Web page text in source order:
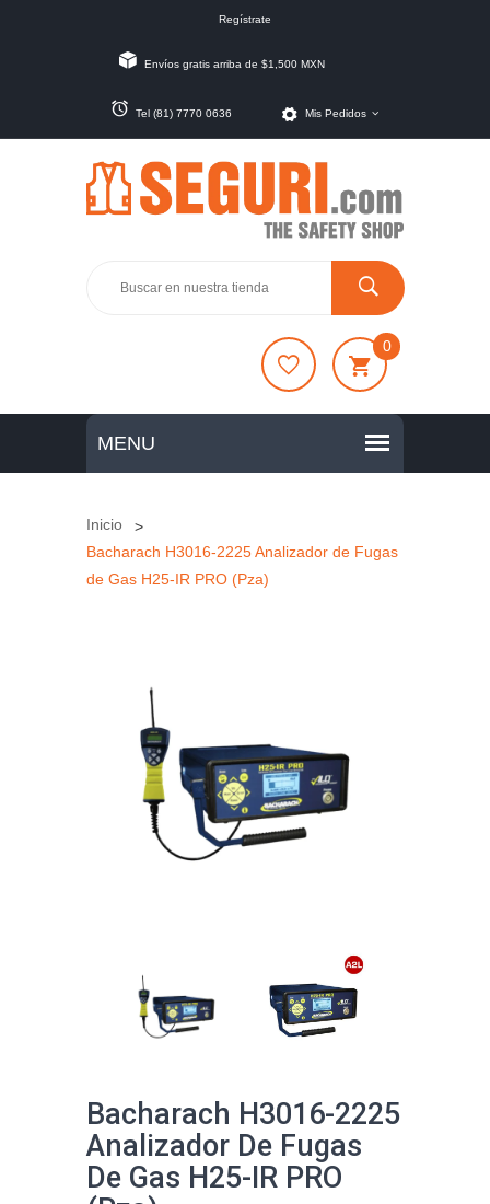
Regístrate
Envíos gratis arriba de $1,500 MXN
Tel (81) 7770 0636 Mis Pedidos
0
Inicio
Bacharach H3016-2225 Analizador de Fugas
de Gas H25-IR PRO (Pza)
Bacharach H3016-2225
Analizador De Fugas
De Gas H25-IR PRO